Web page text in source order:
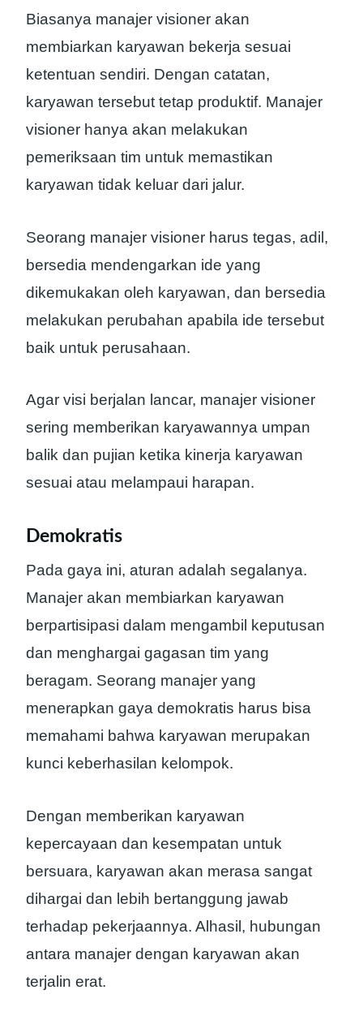
Biasanya manajer visioner akan
membiarkan karyawan bekerja sesuai
ketentuan sendiri. Dengan catatan,
karyawan tersebut tetap produktif. Manajer
visioner hanya akan melakukan
pemeriksaan tim untuk memastikan
karyawan tidak keluar dari jalur.
Seorang manajer visioner harus tegas, adil,
bersedia mendengarkan ide yang
dikemukakan oleh karyawan, dan bersedia
melakukan perubahan apabila ide tersebut
baik untuk perusahaan.
Agar visi berjalan lancar, manajer visioner
sering memberikan karyawannya umpan
balik dan pujian ketika kinerja karyawan
sesuai atau melampaui harapan.
Demokratis
Pada gaya ini, aturan adalah segalanya.
Manajer akan membiarkan karyawan
berpartisipasi dalam mengambil keputusan
dan menghargai gagasan tim yang
beragam. Seorang manajer yang
menerapkan gaya demokratis harus bisa
memahami bahwa karyawan merupakan
kunci keberhasilan kelompok.
Dengan memberikan karyawan
kepercayaan dan kesempatan untuk
bersuara, karyawan akan merasa sangat
dihargai dan lebih bertanggung jawab
terhadap pekerjaannya. Alhasil, hubungan
antara manajer dengan karyawan akan
terjalin erat.